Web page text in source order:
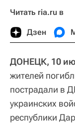
Читать ria.ru в
Дзен
ДОНЕЦК, 10
жителей
пострадали в
украинских
республики